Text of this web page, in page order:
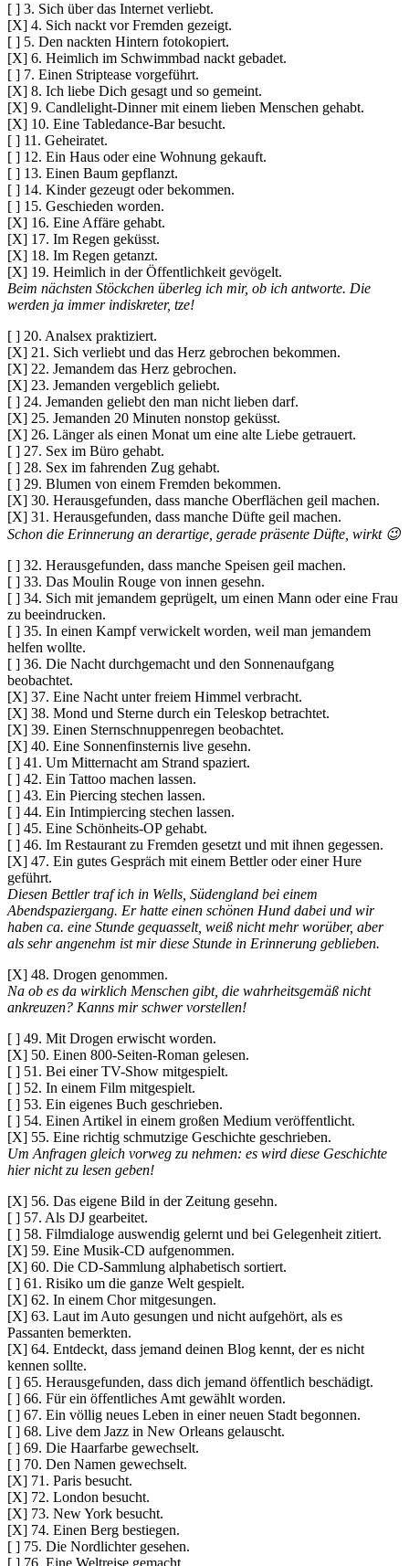
[ ] 3. Sich über das Internet verliebt.
[X] 4. Sich nackt vor Fremden gezeigt.
[ ] 5. Den nackten Hintern fotokopiert.
[X] 6. Heimlich im Schwimmbad nackt gebadet.
[ ] 7. Einen Striptease vorgeführt.
[X] 8. Ich liebe Dich gesagt und so gemeint.
[X] 9. Candlelight-Dinner mit einem lieben Menschen gehabt.
[X] 10. Eine Tabledance-Bar besucht.
[ ] 11. Geheiratet.
[ ] 12. Ein Haus oder eine Wohnung gekauft.
[ ] 13. Einen Baum gepflanzt.
[ ] 14. Kinder gezeugt oder bekommen.
[ ] 15. Geschieden worden.
[X] 16. Eine Affäre gehabt.
[X] 17. Im Regen geküsst.
[X] 18. Im Regen getanzt.
[X] 19. Heimlich in der Öffentlichkeit gevögelt.
Beim nächsten Stöckchen überleg ich mir, ob ich antworte. Die
werden ja immer indiskreter, tze!
[ ] 20. Analsex praktiziert.
[X] 21. Sich verliebt und das Herz gebrochen bekommen.
[X] 22. Jemandem das Herz gebrochen.
[X] 23. Jemanden vergeblich geliebt.
[ ] 24. Jemanden geliebt den man nicht lieben darf.
[X] 25. Jemanden 20 Minuten nonstop geküsst.
[X] 26. Länger als einen Monat um eine alte Liebe getrauert.
[ ] 27. Sex im Büro gehabt.
[ ] 28. Sex im fahrenden Zug gehabt.
[ ] 29. Blumen von einem Fremden bekommen.
[X] 30. Herausgefunden, dass manche Oberflächen geil machen.
[X] 31. Herausgefunden, dass manche Düfte geil machen.
Schon die Erinnerung an derartige, gerade präsente Düfte, wirkt 😉
[ ] 32. Herausgefunden, dass manche Speisen geil machen.
[ ] 33. Das Moulin Rouge von innen gesehn.
[ ] 34. Sich mit jemandem geprügelt, um einen Mann oder eine Frau
zu beeindrucken.
[ ] 35. In einen Kampf verwickelt worden, weil man jemandem
helfen wollte.
[ ] 36. Die Nacht durchgemacht und den Sonnenaufgang
beobachtet.
[X] 37. Eine Nacht unter freiem Himmel verbracht.
[X] 38. Mond und Sterne durch ein Teleskop betrachtet.
[X] 39. Einen Sternschnuppenregen beobachtet.
[X] 40. Eine Sonnenfinsternis live gesehn.
[ ] 41. Um Mitternacht am Strand spaziert.
[ ] 42. Ein Tattoo machen lassen.
[ ] 43. Ein Piercing stechen lassen.
[ ] 44. Ein Intimpiercing stechen lassen.
[ ] 45. Eine Schönheits-OP gehabt.
[ ] 46. Im Restaurant zu Fremden gesetzt und mit ihnen gegessen.
[X] 47. Ein gutes Gespräch mit einem Bettler oder einer Hure
geführt.
Diesen Bettler traf ich in Wells, Südengland bei einem
Abendspaziergang. Er hatte einen schönen Hund dabei und wir
haben ca. eine Stunde gequasselt, weiß nicht mehr worüber, aber
als sehr angenehm ist mir diese Stunde in Erinnerung geblieben.
[X] 48. Drogen genommen.
Na ob es da wirklich Menschen gibt, die wahrheitsgemäß nicht
ankreuzen? Kanns mir schwer vorstellen!
[ ] 49. Mit Drogen erwischt worden.
[X] 50. Einen 800-Seiten-Roman gelesen.
[ ] 51. Bei einer TV-Show mitgespielt.
[ ] 52. In einem Film mitgespielt.
[ ] 53. Ein eigenes Buch geschrieben.
[ ] 54. Einen Artikel in einem großen Medium veröffentlicht.
[X] 55. Eine richtig schmutzige Geschichte geschrieben.
Um Anfragen gleich vorweg zu nehmen: es wird diese Geschichte
hier nicht zu lesen geben!
[X] 56. Das eigene Bild in der Zeitung gesehn.
[ ] 57. Als DJ gearbeitet.
[ ] 58. Filmdialoge auswendig gelernt und bei Gelegenheit zitiert.
[X] 59. Eine Musik-CD aufgenommen.
[X] 60. Die CD-Sammlung alphabetisch sortiert.
[ ] 61. Risiko um die ganze Welt gespielt.
[X] 62. In einem Chor mitgesungen.
[X] 63. Laut im Auto gesungen und nicht aufgehört, als es
Passanten bemerkten.
[X] 64. Entdeckt, dass jemand deinen Blog kennt, der es nicht
kennen sollte.
[ ] 65. Herausgefunden, dass dich jemand öffentlich beschädigt.
[ ] 66. Für ein öffentliches Amt gewählt worden.
[ ] 67. Ein völlig neues Leben in einer neuen Stadt begonnen.
[ ] 68. Live dem Jazz in New Orleans gelauscht.
[ ] 69. Die Haarfarbe gewechselt.
[ ] 70. Den Namen gewechselt.
[X] 71. Paris besucht.
[X] 72. London besucht.
[X] 73. New York besucht.
[X] 74. Einen Berg bestiegen.
[ ] 75. Die Nordlichter gesehen.
[ ] 76. Eine Weltreise gemacht.